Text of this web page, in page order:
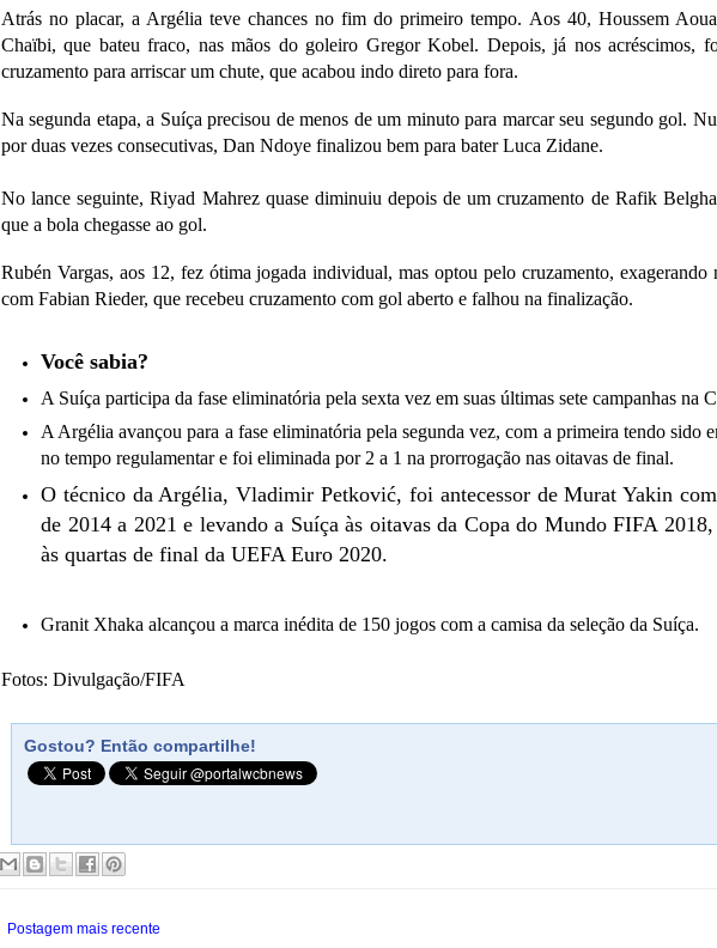
Atrás no placar, a Argélia teve chances no fim do primeiro tempo. Aos 40, Houssem
Chaïbi, que bateu fraco, nas mãos do goleiro Gregor Kobel. Depois, já nos acréscimos,
cruzamento para arriscar um chute, que acabou indo direto para fora.
Na segunda etapa, a Suíça precisou de menos de um minuto para marcar seu segundo gol.
por duas vezes consecutivas, Dan Ndoye finalizou bem para bater Luca Zidane.
No lance seguinte, Riyad Mahrez quase diminuiu depois de um cruzamento de Rafik
que a bola chegasse ao gol.
Rubén Vargas, aos 12, fez ótima jogada individual, mas optou pelo cruzamento,
com Fabian Rieder, que recebeu cruzamento com gol aberto e falhou na finalização.
Você sabia?
A Suíça participa da fase eliminatória pela sexta vez em suas últimas sete campanhas na
A Argélia avançou para a fase eliminatória pela segunda vez, com a primeira tendo sido
no tempo regulamentar e foi eliminada por 2 a 1 na prorrogação nas oitavas de final.
O técnico da Argélia, Vladimir Petković, foi antecessor de Murat Yakin
de 2014 a 2021 e levando a Suíça às oitavas da Copa do Mundo FIFA
às quartas de final da UEFA Euro 2020.
Granit Xhaka alcançou a marca inédita de 150 jogos com a camisa da seleção da Suíça.
Fotos: Divulgação/FIFA
Gostou? Então compartilhe!
Postagem mais recente